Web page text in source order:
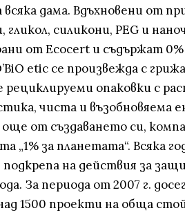
всяка дама. Вдъхновени от
гликол, силикони, PEG и
от Ecocert и съдържат
etic се произвежда с
рециклируеми опаковки с
чиста и възобновяема
от създаването си,
„1% за планетата“. Всяка
подкрепа на действия за
За периода от 2007 г.
1500 проекти на обща